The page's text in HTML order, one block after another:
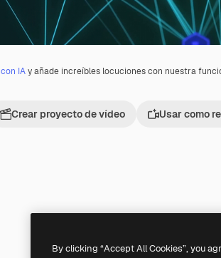
IAy añade increíbles locuciones con nuestra
Crear proyecto de vídeo Usar como
By clicking “Accept All Cookies”, you